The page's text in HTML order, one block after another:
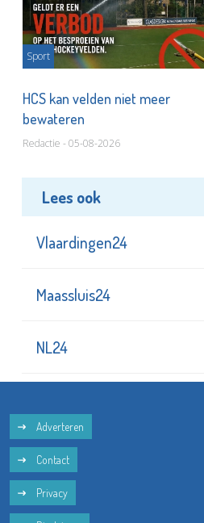
Sport
HCS kan velden niet meer
bewateren
Redactie - 05-08-2026
Lees ook
Vlaardingen24
Maassluis24
NL24
Adverteren
Contact
Privacy